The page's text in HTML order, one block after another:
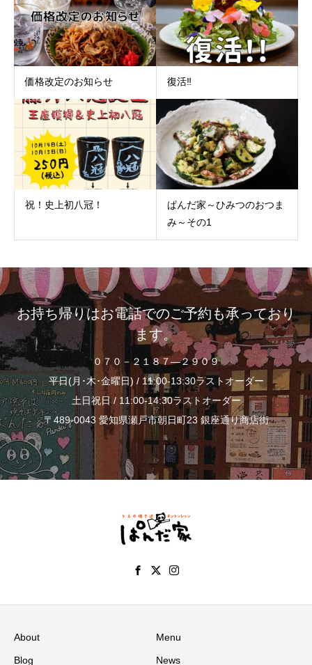
価格改定のお知らせ 復活‼
祝！史上初八冠！
ぱんだ家～ひみつのおつま
み～その1
お持ち帰りはお電話でのご予約も承っており
ます。
０７０－２１８７―２９０９
平日(月･木･金曜日) / 11:00-13:30ラストオーダー
土日祝日 / 11:00-14:30ラストオーダー
〒489-0043 愛知県瀬戸市朝日町23 銀座通り商店街
About Menu
Blog News